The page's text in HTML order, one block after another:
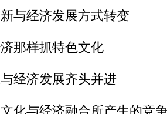
经济发展方式转变
样抓特色文化
济发展齐头并进
与经济融合所产生的竞